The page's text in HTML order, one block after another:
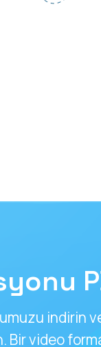
indirin
video